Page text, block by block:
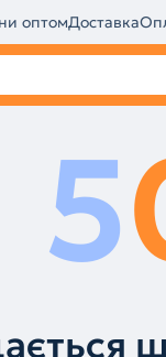
оптомДоставка
5